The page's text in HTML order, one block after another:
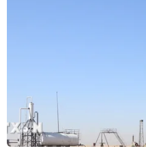
Phát hiện mới về quá
Sâm Ngọc Linh: Báu